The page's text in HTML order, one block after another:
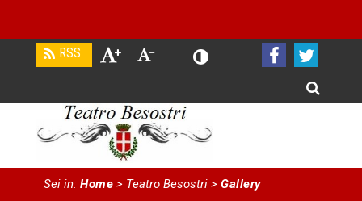
Sei in: Home > Teatro Besostri > Gallery